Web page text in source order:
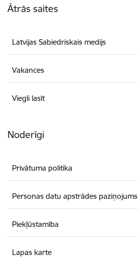
Ātrās saites
Latvijas Sabiedriskais medijs
Vakances
Viegli lasīt
Noderīgi
Privātuma politika
Personas datu apstrādes paziņojums
Piekļūstamība
Lapas karte